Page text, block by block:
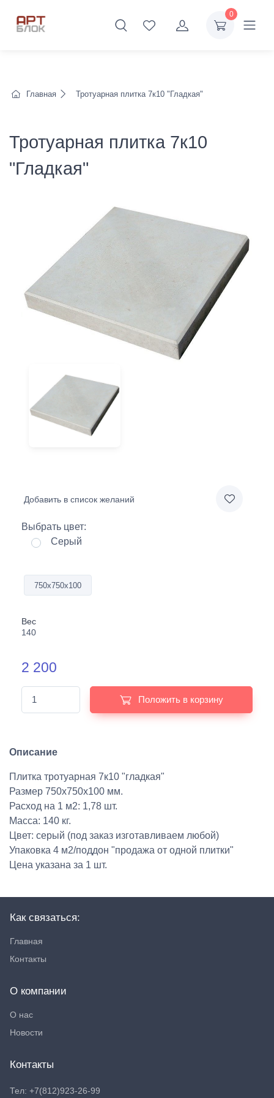
0
Главная Тротуарная плитка 7к10 "Гладкая"
Тротуарная плитка 7к10
"Гладкая"
Добавить в список желаний
Выбрать цвет:
Серый
750х750х100
Вес
140
2 200
Положить в корзину
Описание
Плитка тротуарная 7к10 "гладкая"
Размер 750х750х100 мм.
Расход на 1 м2: 1,78 шт.
Масса: 140 кг.
Цвет: серый (под заказ изготавливаем любой)
Упаковка 4 м2/поддон "продажа от одной плитки"
Цена указана за 1 шт.
Как связаться:
Главная
Контакты
О компании
О нас
Новости
Контакты
Тел: +7(812)923-26-99